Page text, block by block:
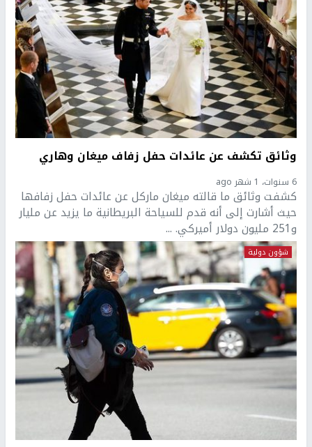
وثائق تكشف عن عائدات حفل زفاف ميغان وهاري
6 سنوات، 1 شهر ago
كشفت وثائق ما قالته ميغان ماركل عن عائدات حفل زفافها
حيث أشارت إلى أنه قدم للسياحة البريطانية ما يزيد عن مليار
و251 مليون دولار أميركي. ...
شؤون دولية